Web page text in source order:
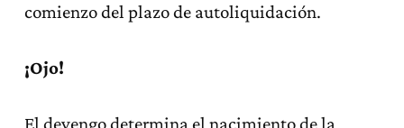
comienzo del plazo de autoliquidación.
¡Ojo!